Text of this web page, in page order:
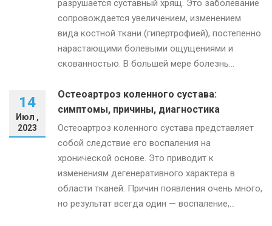
разрушается суставный хрящ. Это заболевание
сопровождается увеличением, изменением
вида костной ткани (гипертрофией), постепенно
нарастающими болевыми ощущениями и
скованностью. В большей мере болезнь...
14
Июл ,
2023
Остеоартроз коленного сустава:
симптомы, причины, диагностика
Остеоартроз коленного сустава представляет
собой следствие его воспаления на
хронической основе. Это приводит к
изменениям дегенеративного характера в
области тканей. Причин появления очень много,
но результат всегда один — воспаление,...